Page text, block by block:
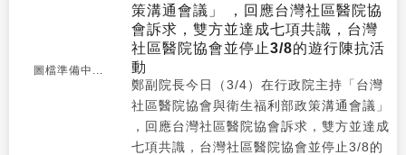
圖檔準備中...
策溝通會議」 ，回應台灣社區醫院協
會訴求，雙方並達成七項共識，台灣
社區醫院協會並停止3/8的遊行陳抗活
動
鄭副院長今日（3/4）在行政院主持「台灣
社區醫院協會與衛生福利部政策溝通會議」
，回應台灣社區醫院協會訴求，雙方並達成
七項共識，台灣社區醫院協會並停止3/8的